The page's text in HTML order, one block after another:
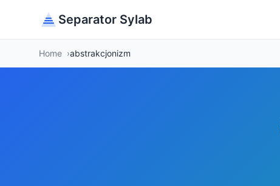
Separator Sylab
Home abstrakcjonizm